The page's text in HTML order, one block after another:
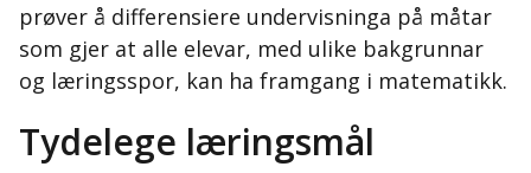
prøver å differensiere undervisninga på måtar
som gjer at alle elevar, med ulike bakgrunnar
og læringsspor, kan ha framgang i matematikk.
Tydelege læringsmål